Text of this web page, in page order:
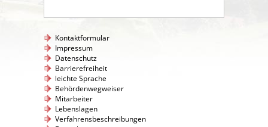
Kontaktformular
Impressum
Datenschutz
Barrierefreiheit
leichte Sprache
Behördenwegweiser
Mitarbeiter
Lebenslagen
Verfahrensbeschreibungen